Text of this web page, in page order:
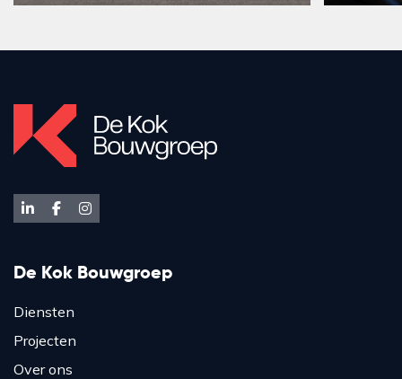
De Kok Bouwgroep
Diensten
Projecten
Over ons